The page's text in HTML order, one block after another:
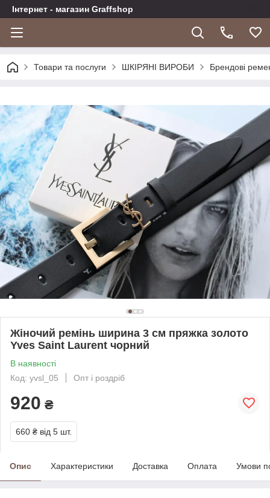
Інтернет - магазин Graffshop
Товари та послуги ШКІРЯНІ ВИРОБИ Брендові
Жіночий ремінь ширина 3 см пряжка золото
Yves Saint Laurent чорний
В наявності
Код: yvsl_05
Опт і роздріб
920 ₴
660 ₴ від 5 шт.
Опис Характеристики Доставка Оплата Умови